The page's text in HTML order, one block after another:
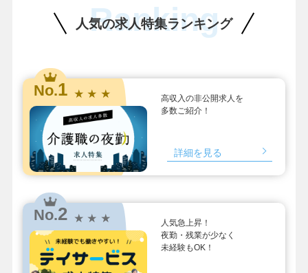
人気の求人特集ランキング
Ranking
No.1 ★ ★ ★
高収入の非公開求人を
多数ご紹介！
詳細を見る
No.2 ★ ★ ★
人気急上昇！
夜勤・残業が少なく
未経験もOK！